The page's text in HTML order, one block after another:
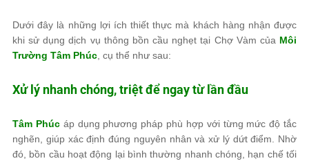
Dưới đây là những lợi ích thiết thực mà khách hàng nhận được
khi sử dụng dịch vụ thông bồn cầu nghẹt tại Chợ Vàm của Môi
Trường Tâm Phúc , cụ thể như sau:
Xử lý nhanh chóng, triệt để ngay từ lần đầu
Tâm Phúcáp dụng phương pháp phù hợp với từng mức độ tắc
nghẽn, giúp xác định đúng nguyên nhân và xử lý dứt điểm. Nhờ
đó, bồn cầu hoạt động lại bình thường nhanh chóng, hạn chế tối